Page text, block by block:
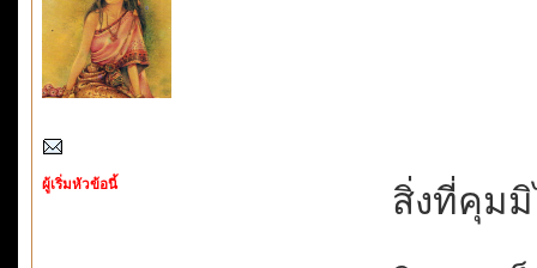
ผู้เริ่มหัวข้อนี้
สิ่งที่คุม